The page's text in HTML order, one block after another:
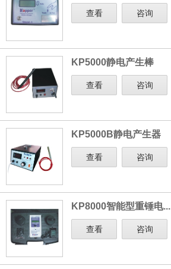
查看 咨询
KP5000静电产生棒
查看 咨询
KP5000B静电产生器
查看 咨询
KP8000智能型重锤电...
查看 咨询